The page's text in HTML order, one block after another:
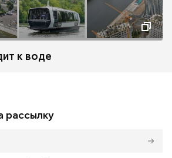
к воде
рассылку